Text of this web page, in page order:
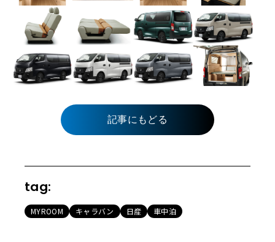
記事にもどる
tag:
MYROOM キャラバン 日産 車中泊